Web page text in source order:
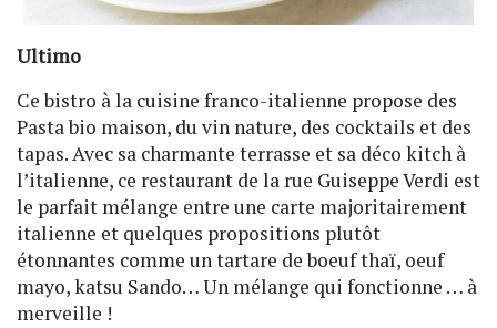
Ultimo
Ce bistro à la cuisine franco-italienne propose des
Pasta bio maison, du vin nature, des cocktails et des
tapas. Avec sa charmante terrasse et sa déco kitch à
l’italienne, ce restaurant de la rue Guiseppe Verdi est
le parfait mélange entre une carte majoritairement
italienne et quelques propositions plutôt
étonnantes comme un tartare de boeuf thaï, oeuf
mayo, katsu Sando… Un mélange qui fonctionne … à
merveille !